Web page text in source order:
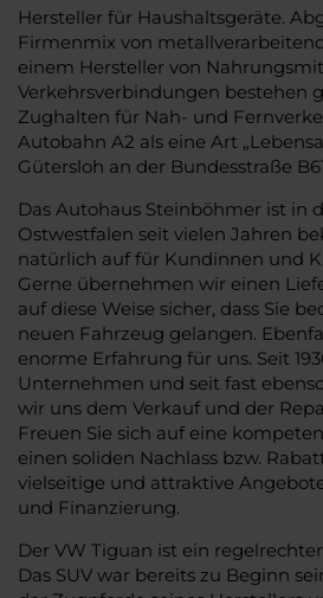
Hersteller für Haushaltsgeräte.
Firmenmix von
einem Hersteller von
Verkehrsverbindungen bestehen
Zughalten für Nah- und
Autobahn A2 als eine Art
Gütersloh an der Bundesstraße
Das Autohaus Steinböhmer ist in
Ostwestfalen seit vielen Jahren
natürlich auf für Kundinnen und
Gerne übernehmen wir einen
auf diese Weise sicher, dass Sie
neuen Fahrzeug gelangen.
enorme Erfahrung für uns. Seit
Unternehmen und seit fast
wir uns dem Verkauf und der
Freuen Sie sich auf eine
einen soliden Nachlass bzw.
vielseitige und attraktive
und Finanzierung.
Der VW Tiguan ist ein
Das SUV war bereits zu Beginn